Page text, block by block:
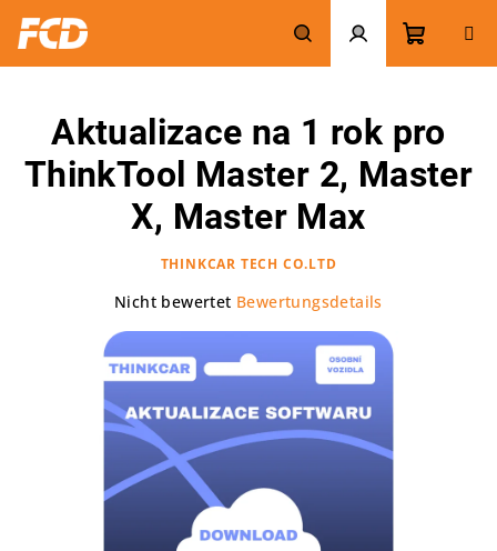
Inhalt
springen
Suchen Login
Aktualizace na 1 rok pro
ThinkTool Master 2, Master
X, Master Max
THINKCAR TECH CO.LTD
Die
ist
0,0
von
5
Sternen.
Nicht bewertet Bewertungsdetails